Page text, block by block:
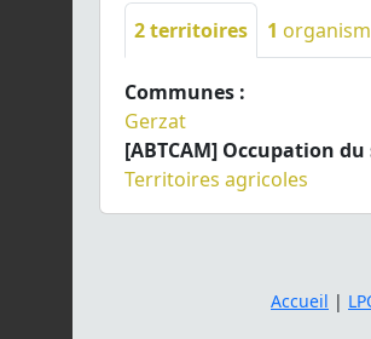
2territoires 1
Communes :
Gerzat
[ABTCAM] Occupation du
Territoires agricoles
Accueil |